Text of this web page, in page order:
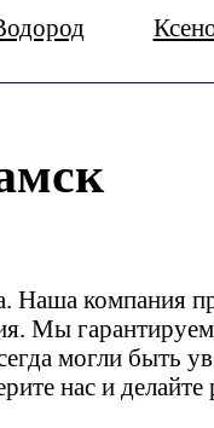
Наша компания
Мы гарантируем
могли быть
нас и делайте